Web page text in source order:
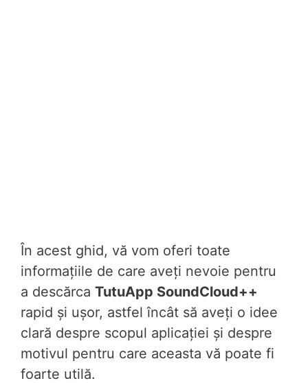
În acest ghid, vă vom oferi toate
informațiile de care aveți nevoie pentru
a descărca TutuApp SoundCloud++
rapid și ușor, astfel încât să aveți o idee
clară despre scopul aplicației și despre
motivul pentru care aceasta vă poate fi
foarte utilă.